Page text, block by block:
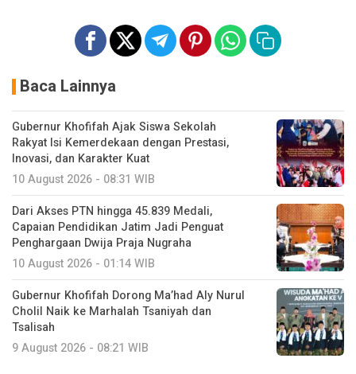
Baca Lainnya
Gubernur Khofifah Ajak Siswa Sekolah
Rakyat Isi Kemerdekaan dengan Prestasi,
Inovasi, dan Karakter Kuat
10 August 2026 - 08:31 WIB
Dari Akses PTN hingga 45.839 Medali,
Capaian Pendidikan Jatim Jadi Penguat
Penghargaan Dwija Praja Nugraha
10 August 2026 - 01:14 WIB
Gubernur Khofifah Dorong Ma’had Aly Nurul
Cholil Naik ke Marhalah Tsaniyah dan
Tsalisah
9 August 2026 - 08:21 WIB